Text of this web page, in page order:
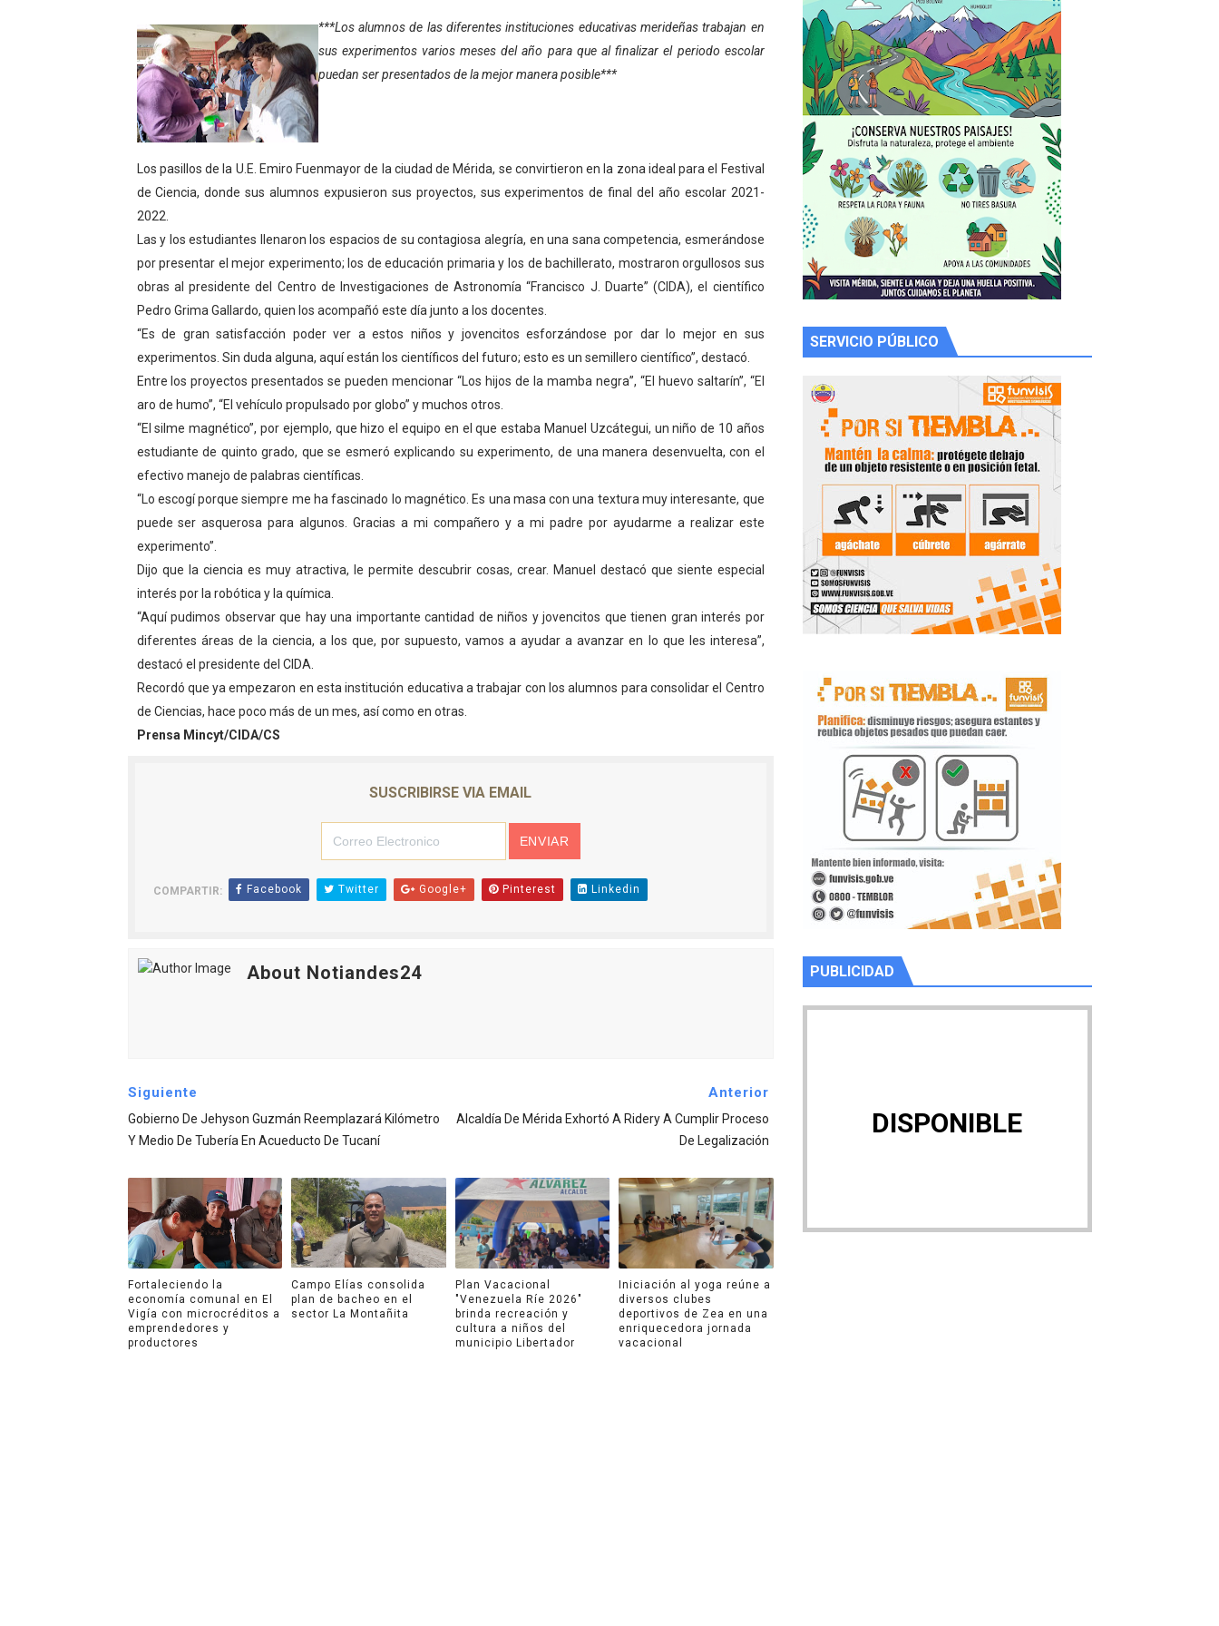
Inicia el Plan Cultura Vacacional 2026 en el estado Mérida
Ibime inició tradicional plan vacacional Aventuras en Vacaciones
Merideños disfrutarán del Plan Agosto Escuelas Abiertas 2026
Recreación y formación fortalecen la integración comunitaria en Campo Elías
Club "Rápidos de Zea" brilló en el Primer Festival de Atletismo en homenaje a Giovanny Valero
Cmdnna lleva esperanza y atención a casas de abrigo en Mérida
Comunas de Obispo Ramos de Lora avanzan hacia el empoderamiento y la autogestión
Arrancó Plan Vacacional Comunitario Venezuela Renace 2026 en la Don Perucho
Plan Vacacional Venezuela Renace 2026 arrancó con alegría en Lagunillas
Venezuela Renace 2026 lleva sonrisas y prevención a Torondoy
Mérida impulsa el mapa de conocimientos con Encuentro de Formadores Comunales de la Unacom
Complejo Educativo Talento Deportivo lanza Plan Agosto Escuelas Abiertas 2026
Corposalud inició talleres para aspirantes al curso de Emergencia Prehospitalaria
***Los alumnos de las diferentes instituciones educativas merideñas trabajan en
sus experimentos varios meses del año para que al finalizar el periodo escolar
puedan ser presentados de la mejor manera posible***
Los pasillos de la U.E. Emiro Fuenmayor de la ciudad de Mérida, se convirtieron en la zona ideal para el Festival
de Ciencia, donde sus alumnos expusieron sus proyectos, sus experimentos de final del año escolar 2021-
2022.
Las y los estudiantes llenaron los espacios de su contagiosa alegría, en una sana competencia, esmerándose
por presentar el mejor experimento; los de educación primaria y los de bachillerato, mostraron orgullosos sus
obras al presidente del Centro de Investigaciones de Astronomía “Francisco J. Duarte” (CIDA), el científico
Pedro Grima Gallardo, quien los acompañó este día junto a los docentes.
“Es de gran satisfacción poder ver a estos niños y jovencitos esforzándose por dar lo mejor en sus
experimentos. Sin duda alguna, aquí están los científicos del futuro; esto es un semillero científico”, destacó.
Entre los proyectos presentados se pueden mencionar “Los hijos de la mamba negra”, “El huevo saltarín”, “El
aro de humo”, “El vehículo propulsado por globo” y muchos otros.
“El silme magnético”, por ejemplo, que hizo el equipo en el que estaba Manuel Uzcátegui, un niño de 10 años
estudiante de quinto grado, que se esmeró explicando su experimento, de una manera desenvuelta, con el
efectivo manejo de palabras científicas.
“Lo escogí porque siempre me ha fascinado lo magnético. Es una masa con una textura muy interesante, que
puede ser asquerosa para algunos. Gracias a mi compañero y a mi padre por ayudarme a realizar este
experimento”.
Dijo que la ciencia es muy atractiva, le permite descubrir cosas, crear. Manuel destacó que siente especial
interés por la robótica y la química.
“Aquí pudimos observar que hay una importante cantidad de niños y jovencitos que tienen gran interés por
diferentes áreas de la ciencia, a los que, por supuesto, vamos a ayudar a avanzar en lo que les interesa”,
destacó el presidente del CIDA.
Recordó que ya empezaron en esta institución educativa a trabajar con los alumnos para consolidar el Centro
de Ciencias, hace poco más de un mes, así como en otras.
Prensa Mincyt/CIDA/CS
SUSCRIBIRSE VIA EMAIL
COMPARTIR: Facebook Twitter Google+ Pinterest Linkedin
About Notiandes24
Siguiente
Gobierno De Jehyson Guzmán Reemplazará Kilómetro
Y Medio De Tubería En Acueducto De Tucaní
Anterior
Alcaldía De Mérida Exhortó A Ridery A Cumplir Proceso
De Legalización
Fortaleciendo la
economía comunal en El
Vigía con microcréditos a
emprendedores y
productores
Campo Elías consolida
plan de bacheo en el
sector La Montañita
Plan Vacacional
"Venezuela Ríe 2026"
brinda recreación y
cultura a niños del
municipio Libertador
Iniciación al yoga reúne a
diversos clubes
deportivos de Zea en una
enriquecedora jornada
vacacional
SERVICIO PÚBLICO
PUBLICIDAD
DISPONIBLE